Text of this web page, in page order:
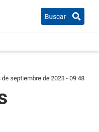
Buscar
de septiembre de 2023 - 09:48